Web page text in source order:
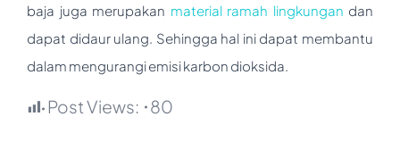
baja juga merupakan material ramah lingkungan dan
dapat didaur ulang. Sehingga hal ini dapat membantu
dalam mengurangi emisi karbon dioksida.
Post Views: 80